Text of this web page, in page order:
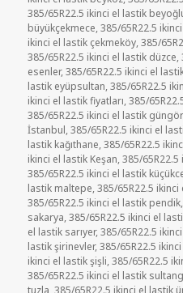
385/65R22.5 ikinci el lastik
büyükçekmece,385/65R22.5
ikinci el lastik çekmeköy,385/
385/65R22.5 ikinci el lastik düzce,
esenler,385/65R22.5 ikinci el
lastik eyüpsultan,385/65R22.5
ikinci el lastik fiyatları,385/
385/65R22.5 ikinci el lastik
İstanbul,385/65R22.5 ikinci el
lastik kağıthane,385/65R22.5
ikinci el lastik Keşan,385/
385/65R22.5 ikinci el lastik
lastik maltepe,385/65R22.5
385/65R22.5 ikinci el lastik pendik
sakarya,385/65R22.5 ikinci el
el lastik sarıyer,385/65R22.5
lastik şirinevler,385/65R22.5
ikinci el lastik şişli,385/65R22.5
385/65R22.5 ikinci el lastik
tuzla,385/65R22.5 ikinci el lastik